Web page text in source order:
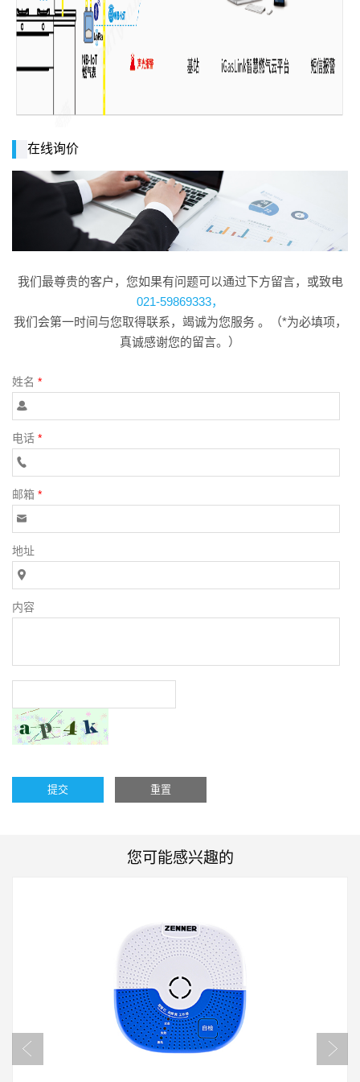
在线询价
我们最尊贵的客户，您如果有问题可以通过下方留言，或致电
021-59869333，
我们会第一时间与您取得联系，竭诚为您服务 。（*为必填项，
真诚感谢您的留言。）
姓名 *
电话 *
邮箱 *
地址
内容
提交 重置
您可能感兴趣的